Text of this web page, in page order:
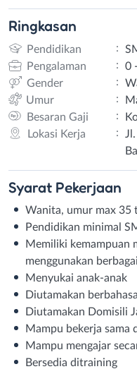
Ringkasan
Pendidikan :
Pengalaman
:
0
Gender
:
Umur
:
Besaran Gaji
:
Lokasi Kerja
:
Syarat Pekerjaan
Wanita, umur max 35
Pendidikan minimal
Memiliki kemampuan
menggunakan
Menyukai anak-anak
Diutamakan
Diutamakan Domisili
Mampu bekerja sama
Mampu mengajar
Bersedia ditraining